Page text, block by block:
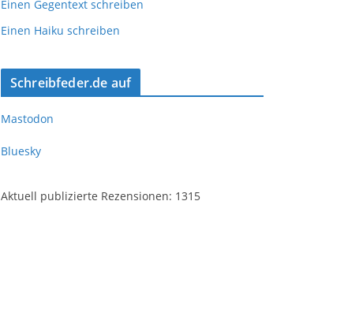
Einen Gegentext schreiben
Einen Haiku schreiben
Schreibfeder.de auf
Mastodon
Bluesky
Aktuell publizierte Rezensionen: 1315